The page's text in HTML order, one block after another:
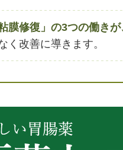
膜修復」の3つの働き
く改善に導きます。